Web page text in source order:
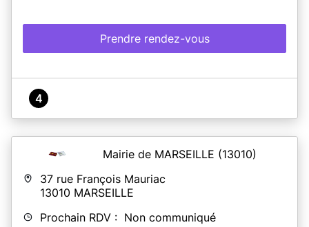
Prendre rendez-vous
4
Mairie de MARSEILLE (13010)
37 rue François Mauriac
13010 MARSEILLE
Prochain RDV : Non communiqué